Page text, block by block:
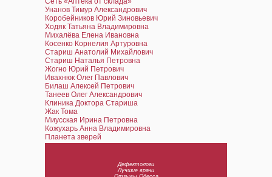
Унанов Тимур Александрович
Коробейников Юрий Зиновьевич
Ходяк Татьяна Владимировна
Михалёва Елена Ивановна
Косенко Корнелия Артуровна
Стариш Анатолий Михайлович
Стариш Наталья Петровна
Жогно Юрий Петрович
Ивахнюк Олег Павлович
Билаш Алексей Петрович
Танеев Олег Александрович
Клиника Доктора Стариша
Жак Тома
Миусская Ирина Петровна
Кожухарь Анна Владимировна
Планета зверей
Дефектологи
Лучшие врачи